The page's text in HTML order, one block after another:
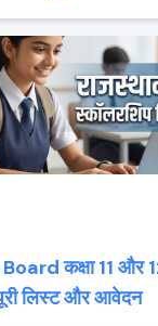
कक्षा 11 और
लिस्ट और आवेदन